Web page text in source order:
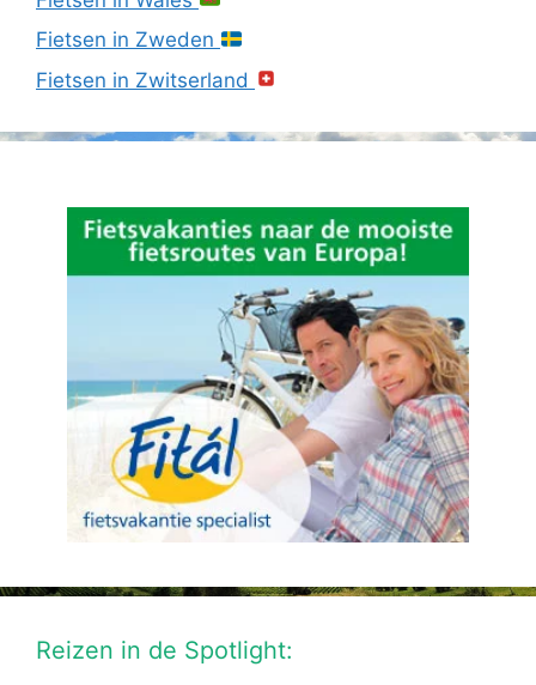
Fietsen in Zweden
Fietsen in Zwitserland
Reizen in de Spotlight: